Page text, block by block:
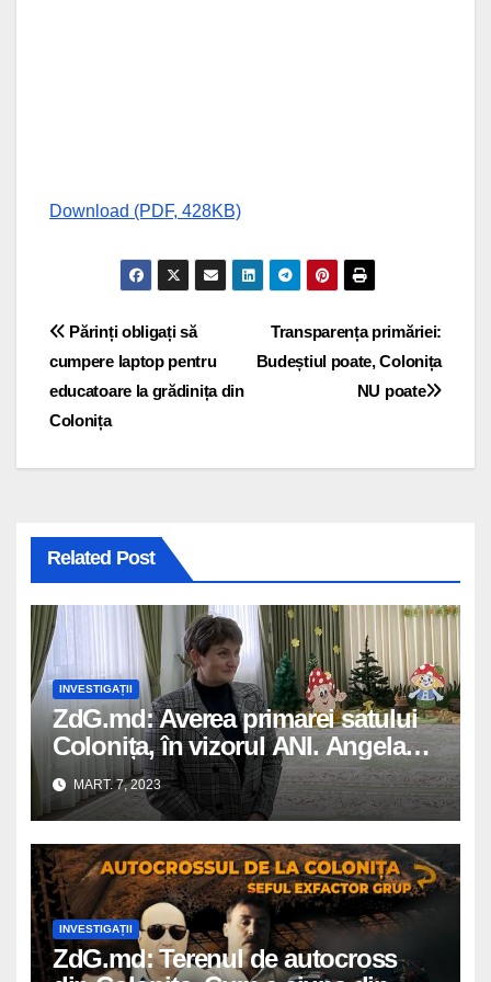
Download (PDF, 428KB)
Navigare
în
articole
Transparența primăriei:
Budeștiul poate, Colonița
NU poate
Părinți obligați să
cumpere laptop pentru
educatoare la grădinița din
Colonița
Related Post
INVESTIGAȚII
ZdG.md: Averea primarei satului
Colonița, în vizorul ANI. Angela
Zaporojan susține că ar construi
din anul 2019 o casă, deși ZdG a
scris despre locuința de milioane
încă în 2018
MART. 7, 2023
INVESTIGAȚII
ZdG.md: Terenul de autocross